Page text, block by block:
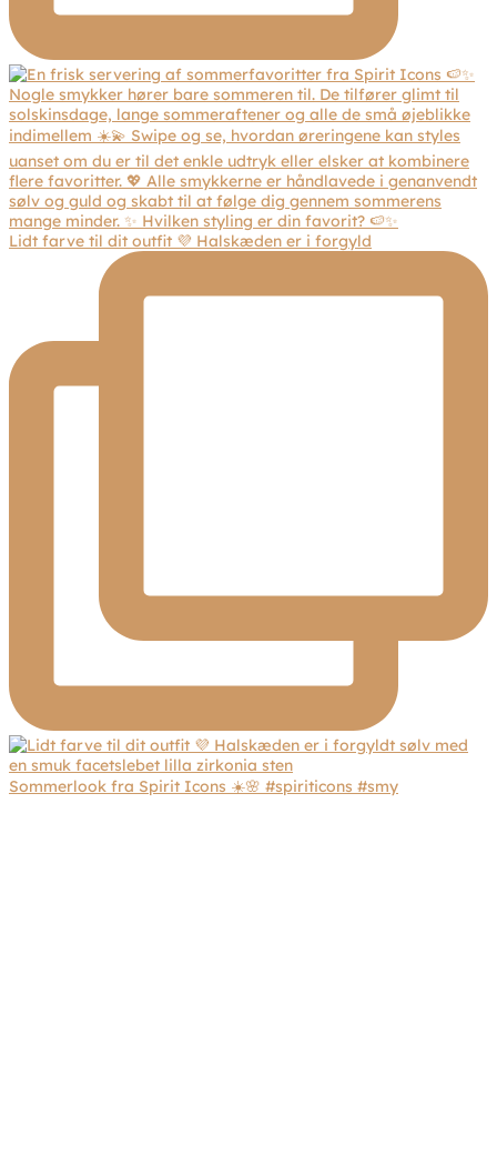
Lidt farve til dit outfit 💜 Halskæden er i forgyld
Sommerlook fra Spirit Icons ☀️🌸 #spiriticons #smy